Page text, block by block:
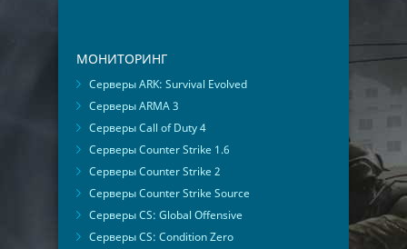
МОНИТОРИНГ
Серверы ARK: Survival Evolved
Серверы ARMA 3
Серверы Call of Duty 4
Серверы Counter Strike 1.6
Серверы Counter Strike 2
Серверы Counter Strike Source
Серверы CS: Global Offensive
Серверы CS: Condition Zero